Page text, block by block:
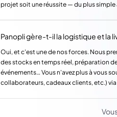
projet soit une réussite — du plus
Panopli gère-t-il la logistique et la
Oui, et c'est une de nos forces. Nous
des stocks en temps réel, préparation
événements… Vous n'avez plus à vous
collaborateurs, cadeaux clients, etc.)